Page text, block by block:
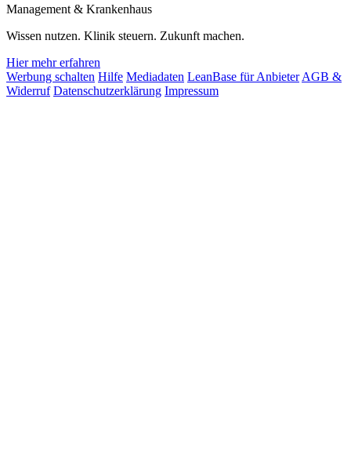
Management & Krankenhaus
Wissen nutzen. Klinik steuern. Zukunft machen.
Hier mehr erfahren
Werbung schalten Hilfe Mediadaten LeanBase für Anbieter AGB &
Widerruf Datenschutzerklärung Impressum